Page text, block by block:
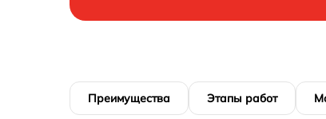
Преимущества Этапы работ